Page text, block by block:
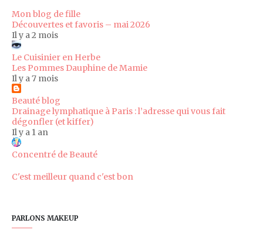
Mon blog de fille
Découvertes et favoris – mai 2026
Il y a 2 mois
Le Cuisinier en Herbe
Les Pommes Dauphine de Mamie
Il y a 7 mois
Beauté blog
Drainage lymphatique à Paris : l’adresse qui vous fait
dégonfler (et kiffer)
Il y a 1 an
Concentré de Beauté
C'est meilleur quand c'est bon
PARLONS MAKEUP